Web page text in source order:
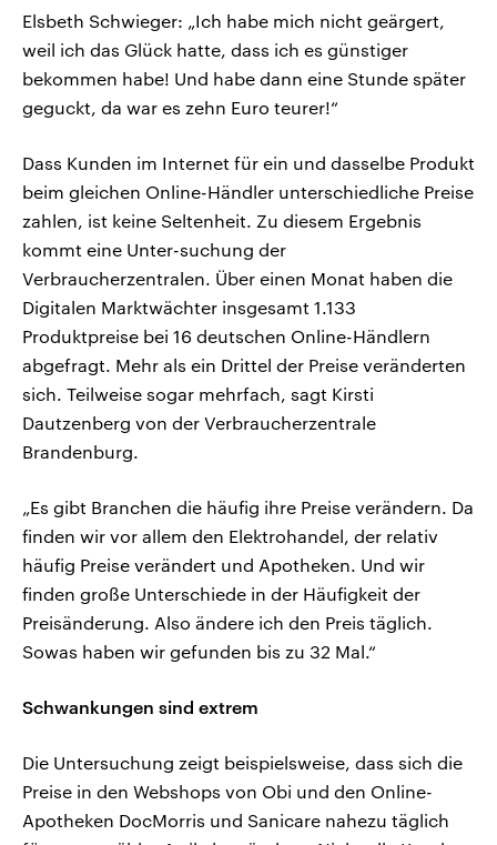
Elsbeth Schwieger: „Ich habe mich nicht geärgert,
weil ich das Glück hatte, dass ich es günstiger
bekommen habe! Und habe dann eine Stunde später
geguckt, da war es zehn Euro teurer!“
Dass Kunden im Internet für ein und dasselbe Produkt
beim gleichen Online-Händler unterschiedliche Preise
zahlen, ist keine Seltenheit. Zu diesem Ergebnis
kommt eine Unter-suchung der
Verbraucherzentralen. Über einen Monat haben die
Digitalen Marktwächter insgesamt 1.133
Produktpreise bei 16 deutschen Online-Händlern
abgefragt. Mehr als ein Drittel der Preise veränderten
sich. Teilweise sogar mehrfach, sagt Kirsti
Dautzenberg von der Verbraucherzentrale
Brandenburg.
„Es gibt Branchen die häufig ihre Preise verändern. Da
finden wir vor allem den Elektrohandel, der relativ
häufig Preise verändert und Apotheken. Und wir
finden große Unterschiede in der Häufigkeit der
Preisänderung. Also ändere ich den Preis täglich.
Sowas haben wir gefunden bis zu 32 Mal.“
Schwankungen sind extrem
Die Untersuchung zeigt beispielsweise, dass sich die
Preise in den Webshops von Obi und den Online-
Apotheken DocMorris und Sanicare nahezu täglich